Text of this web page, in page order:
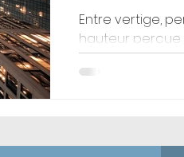
Entre vertige,
hauteur perçue
L’acrophobie,
ou de la hauteur